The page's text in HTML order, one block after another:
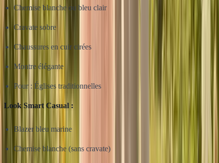
Chemise blanche ou bleu clair
Cravate sobre
Chaussures en cuir cirées
Montre élégante
Pour : Églises traditionnelles
Look Smart Casual :
Blazer bleu marine
Chemise blanche (sans cravate)